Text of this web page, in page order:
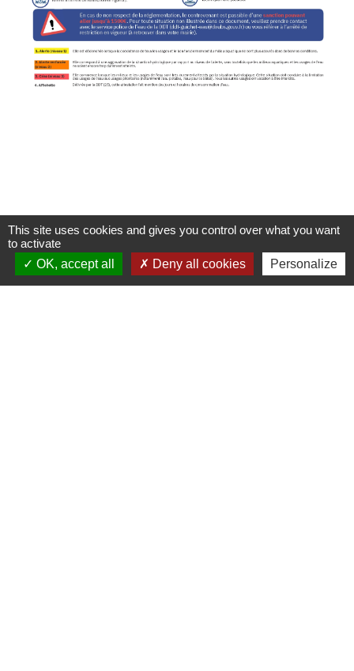
Contact
This site uses cookies and gives you control over what you want
to activate
OK, accept all
Deny all cookies Personalize